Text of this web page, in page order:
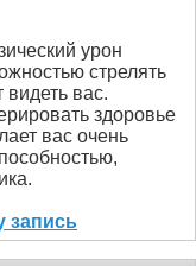
урон
стрелять
видеть вас.
здоровье
вас очень
запись